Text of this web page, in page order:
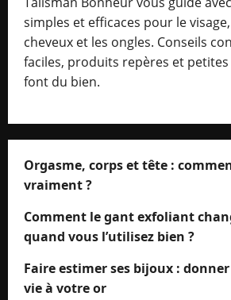
simples et efficaces pour le
cheveux et les ongles. Conseils
faciles, produits repères et
font du bien.
Orgasme, corps et tête :
vraiment ?
Comment le gant exfoliant
quand vous l’utilisez bien ?
Faire estimer ses bijoux :
vie à votre or